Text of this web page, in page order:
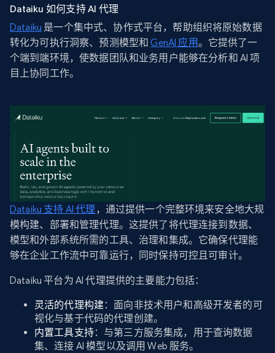
Dataiku 如何支持 AI 代理
Dataiku 是一个集中式、协作式平台，帮助组织将原始数据
转化为可执行洞察、预测模型和GenAI 应用。它提供了一
个端到端环境，使数据团队和业务用户能够在分析和 AI 项
目上协同工作。
Dataiku 支持 AI 代理 ，通过提供一个完整环境来安全地大规
模构建、部署和管理代理。这提供了将代理连接到数据、
模型和外部系统所需的工具、治理和集成。它确保代理能
够在企业工作流中可靠运行，同时保持可控且可审计。
Dataiku 平台为 AI 代理提供的主要能力包括：
灵活的代理构建：面向非技术用户和高级开发者的可
视化与基于代码的代理创建。
内置工具支持：与第三方服务集成，用于查询数据
集、连接 AI 模型以及调用 Web 服务。